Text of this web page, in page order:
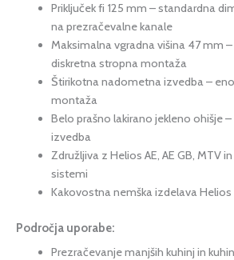
Priključek fi 125 mm – standardna
na prezračevalne kanale
Maksimalna vgradna višina 47 mm
diskretna stropna montaža
Štirikotna nadometna izvedba –
montaža
Belo prašno lakirano jekleno ohišje
izvedba
Združljiva z Helios AE, AE GB, MTV
sistemi
Kakovostna nemška izdelava Helios
Področja uporabe:
Prezračevanje manjših kuhinj in